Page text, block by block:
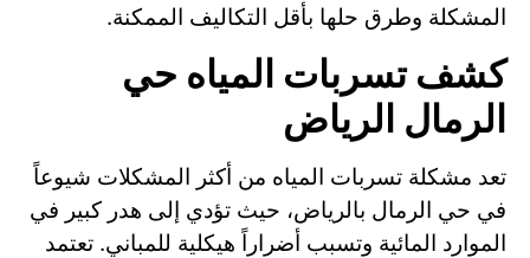
المشكلة وطرق حلها بأقل التكاليف الممكنة.
كشف تسربات المياه حي
الرمال الرياض
تعد مشكلة تسربات المياه من أكثر المشكلات شيوعاً
في حي الرمال بالرياض، حيث تؤدي إلى هدر كبير في
الموارد المائية وتسبب أضراراً هيكلية للمباني. تعتمد